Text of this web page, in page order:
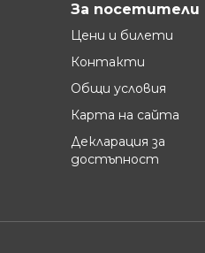
За посетители
Цени и билети
Контакти
Общи условия
Карта на сайта
Декларация за
достъпност